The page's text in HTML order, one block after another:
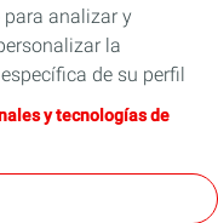
analizar y
la
de su perfil
y permitirle
sociales. Puede
mes cookies»
y tecnologías de